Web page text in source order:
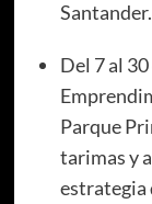
Santander.
Del 7 al
Parque
tarimas y
estrategia